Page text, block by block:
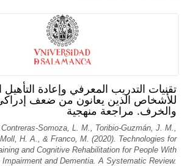
تقنيات التدريب المعرفي وإعادة
للأشخاص الذين يعانون من ضعف
والخرف. مراجعة منهجية
Somoza, L. M., Toribio-Guzmán, J. M.,
H. A., & Franco, M. (2020). Technologies for
and Cognitive Rehabilitation for People With
and Dementia. A Systematic Review.